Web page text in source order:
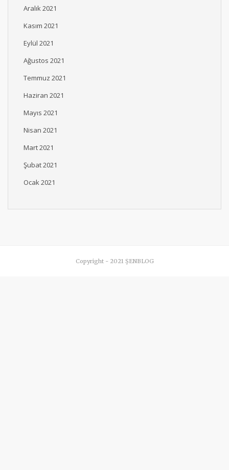
Aralık 2021
Kasım 2021
Eylül 2021
Ağustos 2021
Temmuz 2021
Haziran 2021
Mayıs 2021
Nisan 2021
Mart 2021
Şubat 2021
Ocak 2021
Copyright - 2021 ŞENBLOG